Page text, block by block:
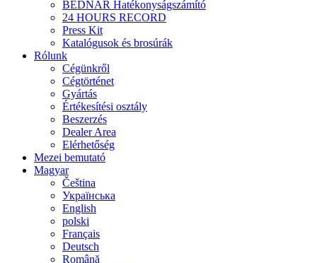
BEDNAR Hatékonyságszámító
24 HOURS RECORD
Press Kit
Katalógusok és brosúrák
Rólunk
Cégünkről
Cégtörténet
Gyártás
Értékesítési osztály
Beszerzés
Dealer Area
Elérhetőség
Mezei bemutató
Magyar
Čeština
Українська
English
polski
Français
Deutsch
Română